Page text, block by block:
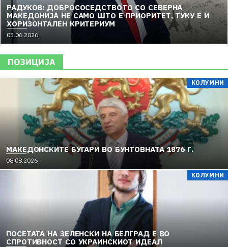
РАДУКОВ: ДОБРОСОСЕДСТВОТО СО СЕВЕРНА
МАКЕДОНИЈА НЕ САМО ШТО Е ПРИОРИТЕТ, ТУКУ Е И
ХОРИЗОНТАЛЕН КРИТЕРИУМ
05.06.2026
ПОЗИЦИЈА
КОЛУМНИ
МАКЕДОНСКИТЕ БУГАРИ ВО БУНТОВНАТА 1876 Г.
08.08.2026
КОЛУМНИ
ПОСЕТАТА НА ЗЕЛЕНСКИ НА БЕЛГРАД Е ВО
СПРОТИВНОСТ СО УКРАИНСКИОТ ИДЕАЛ